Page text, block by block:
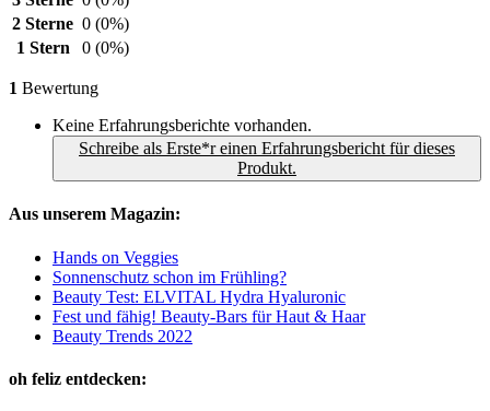
2 Sterne 0 (0%)
1 Stern
0 (0%)
1 Bewertung
Keine Erfahrungsberichte vorhanden.
Schreibe als Erste*r einen Erfahrungsbericht für dieses
Produkt.
Aus unserem Magazin:
Hands on Veggies
Sonnenschutz schon im Frühling?
Beauty Test: ELVITAL Hydra Hyaluronic
Fest und fähig! Beauty-Bars für Haut & Haar
Beauty Trends 2022
oh feliz entdecken: